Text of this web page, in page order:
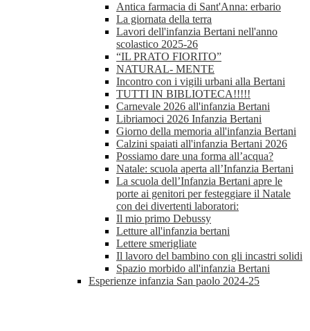
Antica farmacia di Sant'Anna: erbario
La giornata della terra
Lavori dell'infanzia Bertani nell'anno
scolastico 2025-26
“IL PRATO FIORITO”
NATURAL- MENTE
Incontro con i vigili urbani alla Bertani
TUTTI IN BIBLIOTECA!!!!!
Carnevale 2026 all'infanzia Bertani
Libriamoci 2026 Infanzia Bertani
Giorno della memoria all'infanzia Bertani
Calzini spaiati all'infanzia Bertani 2026
Possiamo dare una forma all’acqua?
Natale: scuola aperta all’Infanzia Bertani
La scuola dell’Infanzia Bertani apre le
porte ai genitori per festeggiare il Natale
con dei divertenti laboratori:
Il mio primo Debussy
Letture all'infanzia bertani
Lettere smerigliate
Il lavoro del bambino con gli incastri solidi
Spazio morbido all'infanzia Bertani
Esperienze infanzia San paolo 2024-25